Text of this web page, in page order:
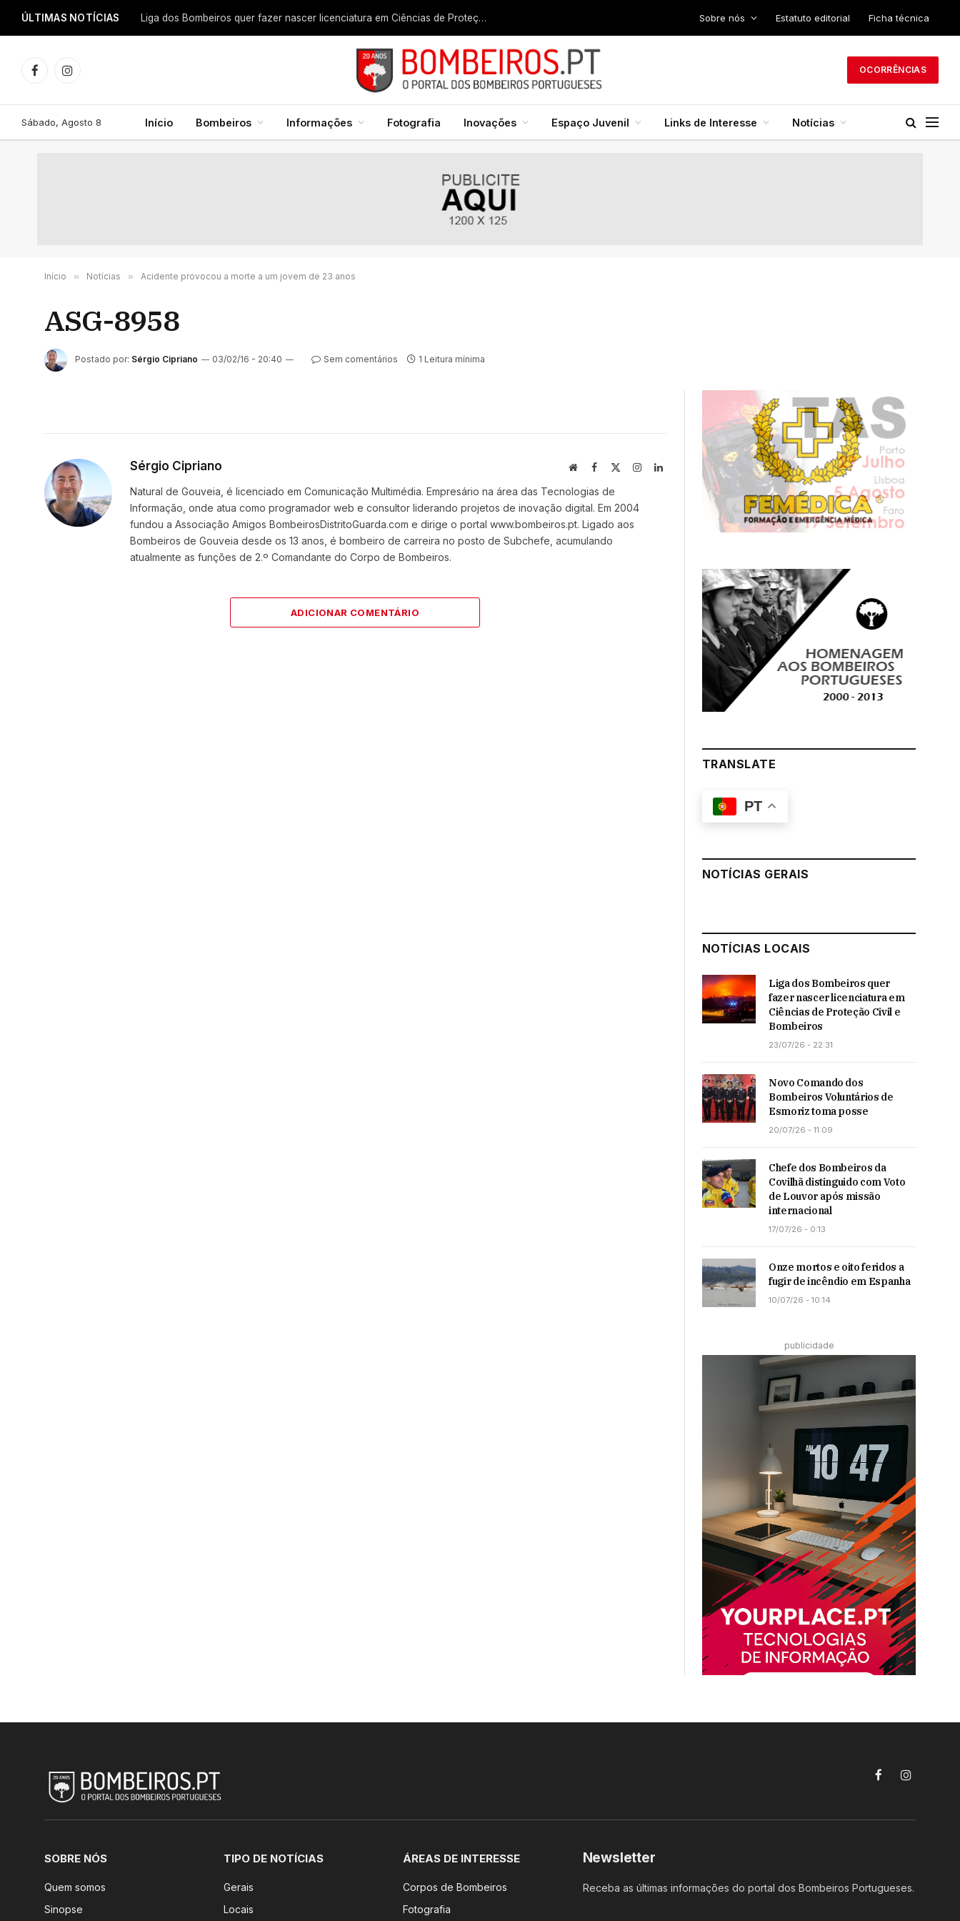
ÚLTIMAS NOTÍCIAS Liga dos Bombeiros quer fazer nascer licenciatura em Ciências de Proteção Civil e Bombeiros Sobre nós Estatuto editorial Ficha técnica
FacebookInstagram
OCORRÊNCIAS
Sábado, Agosto 8 Início Bombeiros Informações Fotografia Inovações Espaço Juvenil Links de Interesse Notícias
Início » Notícias » Acidente provocou a morte a um jovem de 23 anos
ASG-8958
Postado por: Sérgio Cipriano 03/02/16 - 20:40 Sem comentários 1 Leitura mínima
Sérgio Cipriano WebsiteFacebook InstagramLinkedIn
Natural de Gouveia, é licenciado em Comunicação Multimédia. Empresário na área das Tecnologias de
Informação, onde atua como programador web e consultor liderando projetos de inovação digital. Em 2004
fundou a Associação Amigos BombeirosDistritoGuarda.com e dirige o portal www.bombeiros.pt. Ligado aos
Bombeiros de Gouveia desde os 13 anos, é bombeiro de carreira no posto de Subchefe, acumulando
atualmente as funções de 2.º Comandante do Corpo de Bombeiros.
ADICIONAR COMENTÁRIO
TRANSLATE
PT
NOTÍCIAS GERAIS
NOTÍCIAS LOCAIS
Liga dos Bombeiros quer
fazer nascer licenciatura em
Ciências de Proteção Civil e
Bombeiros
23/07/26 - 22:31
Novo Comando dos
Bombeiros Voluntários de
Esmoriz toma posse
20/07/26 - 11:09
Chefe dos Bombeiros da
Covilhã distinguido com Voto
de Louvor após missão
internacional
17/07/26 - 0:13
Onze mortos e oito feridos a
fugir de incêndio em Espanha
10/07/26 - 10:14
publicidade
FacebookInstagram
SOBRE NÓS
Quem somos
Sinopse
TIPO DE NOTÍCIAS
Gerais
Locais
ÁREAS DE INTERESSE
Corpos de Bombeiros
Fotografia
Newsletter
Receba as últimas informações do portal dos Bombeiros Portugueses.